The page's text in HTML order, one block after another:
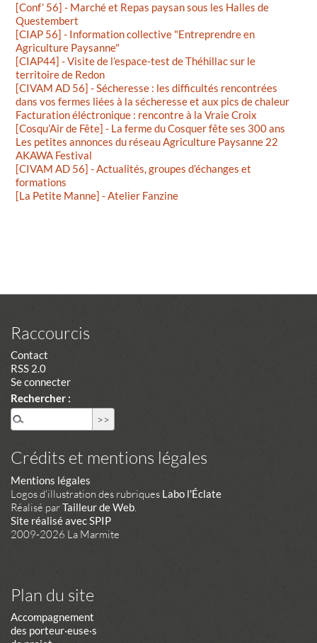
[Conf’ 56] - Marché et Repas paysan sous les Halles de
Questembert
[CIAP 56] - Information collective "Entreprendre en
Agriculture Paysanne"
[CIAP44] - Visite de l’espace-test de Théhillac sur le
territoire de Redon
[CIVAM AD 56] - Sécheresse : les difficultés rencontrées
dans vos fermes liées à la sécheresse et aux pics de chaleur
Facturation éléctronique : rencontre à la Vraie Croix
[Cosqu’Air de Fête] - La ferme du Cosquer fête ses 300 ans
Les petites annonces du réseau Agriculture Paysanne 22
AKAWA Festival
[CIVAM AD 56] - Actualités, groupes d’échanges et
formations
[La Petite Manne] - Atelier Fanzine
Raccourcis
Contact
RSS 2.0
Se connecter
Rechercher :
Crédits et mentions légales
Mentions légales
Logos d'illustration des rubriques Labo l'Éclate
Réalisé parTailleur de Web
Site réalisé avec SPIP
2009-2026 La Marmite
Plan du site
Accompagnement
des porteur·euse·s